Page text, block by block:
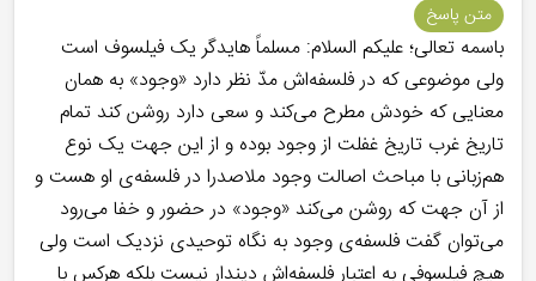
متن پاسخ
باسمه تعالی؛ علیکم السلام: مسلماً هایدگر یک فیلسوف است
ولی موضوعی که در فلسفه‌اش مدّ نظر دارد «وجود» به همان
معنایی که خودش مطرح می‌کند و سعی دارد روشن کند تمام
تاریخ غرب تاریخ غفلت از وجود بوده و از این جهت یک نوع
هم‌زبانی با مباحث اصالت وجود ملاصدرا در فلسفه‌ی او هست و
از آن جهت که روشن می‌کند «وجود» در حضور و خفا می‌رود
می‌توان گفت فلسفه‌ی وجود به نگاه توحیدی نزدیک است ولی